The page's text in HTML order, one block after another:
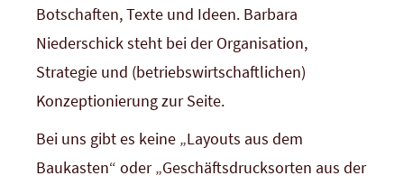
Botschaften, Texte und Ideen. Barbara
Niederschick steht bei der Organisation,
Strategie und (betriebswirtschaftlichen)
Konzeptionierung zur Seite.
Bei uns gibt es keine „Layouts aus dem
Baukasten“ oder „Geschäftsdrucksorten aus der